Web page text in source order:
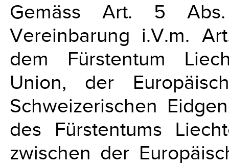
Gemäss Art. 5
Vereinbarung i.V.m.
dem Fürstentum
Union, der
Schweizerischen
des Fürstentums
zwischen der